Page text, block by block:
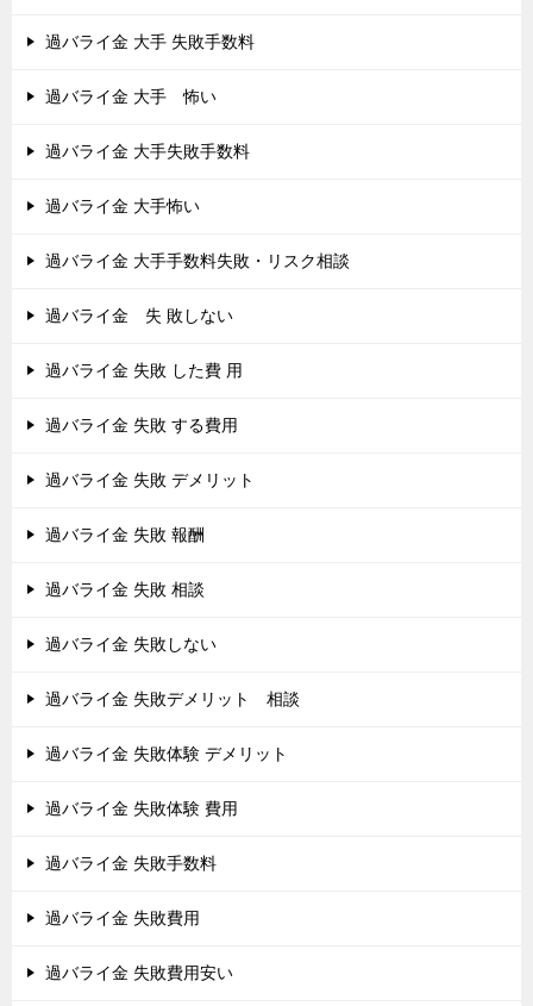
過バライ金 大手 失敗手数料
過バライ金 大手 怖い
過バライ金 大手失敗手数料
過バライ金 大手怖い
過バライ金 大手手数料失敗・リスク相談
過バライ金 失 敗しない
過バライ金 失敗 した費 用
過バライ金 失敗 する費用
過バライ金 失敗 デメリット
過バライ金 失敗 報酬
過バライ金 失敗 相談
過バライ金 失敗しない
過バライ金 失敗デメリット 相談
過バライ金 失敗体験 デメリット
過バライ金 失敗体験 費用
過バライ金 失敗手数料
過バライ金 失敗費用
過バライ金 失敗費用安い